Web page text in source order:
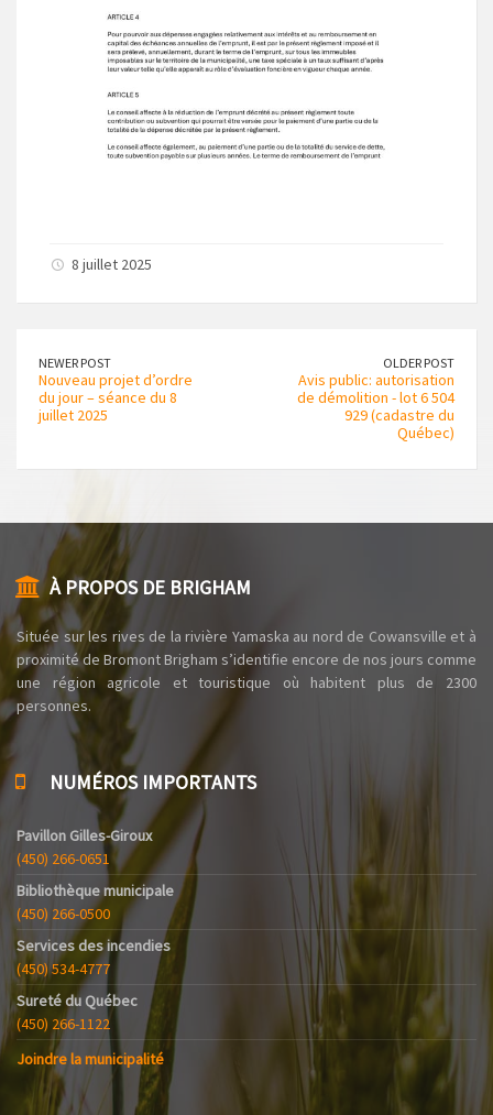
8 juillet 2025
NEWER POST
Nouveau projet d’ordre
du jour – séance du 8
juillet 2025
OLDER POST
Avis public: autorisation
de démolition - lot 6 504
929 (cadastre du
Québec)
À PROPOS DE BRIGHAM
Située sur les rives de la rivière Yamaska au nord de Cowansville et à
proximité de Bromont Brigham s’identifie encore de nos jours comme
une région agricole et touristique où habitent plus de 2300
personnes.
NUMÉROS IMPORTANTS
Pavillon Gilles-Giroux
(450) 266-0651
Bibliothèque municipale
(450) 266-0500
Services des incendies
(450) 534-4777
Sureté du Québec
(450) 266-1122
Joindre la municipalité